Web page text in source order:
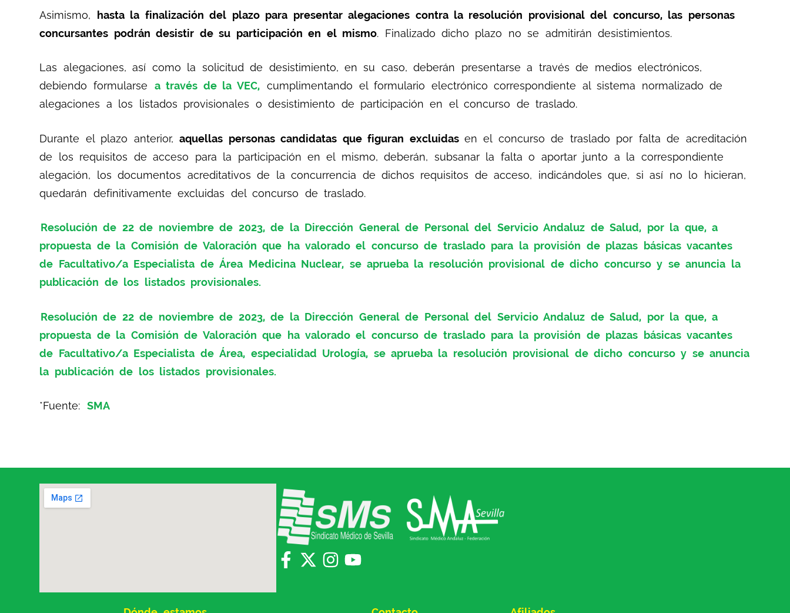
Asimismo,
hasta la finalización del plazo para presentar alegaciones contra la resolución provisional del concurso, las personas
concursantes podrán desistir de su participación en el mismo. Finalizado dicho plazo no se admitirán desistimientos.
Las alegaciones, así como la solicitud de desistimiento, en su caso, deberán presentarse a través de medios electrónicos,
debiendo formularse a través de la VEC, cumplimentando el formulario electrónico correspondiente al sistema normalizado de
alegaciones a los listados provisionales o desistimiento de participación en el concurso de traslado.
Durante el plazo anterior,aquellas personas candidatas que figuran excluidas en el concurso de traslado por falta de acreditación
de los requisitos de acceso para la participación en el mismo, deberán, subsanar la falta o aportar junto a la correspondiente
alegación, los documentos acreditativos de la concurrencia de dichos requisitos de acceso, indicándoles que, si así no lo hicieran,
quedarán definitivamente excluidas del concurso de traslado.
Resolución de 22 de noviembre de 2023, de la Dirección General de Personal del Servicio Andaluz de Salud, por la que, a
propuesta de la Comisión de Valoración que ha valorado el concurso de traslado para la provisión de plazas básicas vacantes
de Facultativo/a Especialista de Área Medicina Nuclear, se aprueba la resolución provisional de dicho concurso y se anuncia la
publicación de los listados provisionales.
Resolución de 22 de noviembre de 2023, de la Dirección General de Personal del Servicio Andaluz de Salud, por la que, a
propuesta de la Comisión de Valoración que ha valorado el concurso de traslado para la provisión de plazas básicas vacantes
de Facultativo/a Especialista de Área, especialidad Urología, se aprueba la resolución provisional de dicho concurso y se anuncia
la publicación de los listados provisionales.
*Fuente: SMA